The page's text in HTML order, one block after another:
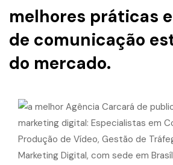
melhores práticas
de comunicação
do mercado.